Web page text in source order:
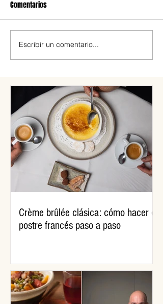
#BuenasNuevas: novedades
cerveceras
Comentarios
Escribir un comentario...
Crème brûlée clásica: cómo hacer el
postre francés paso a paso